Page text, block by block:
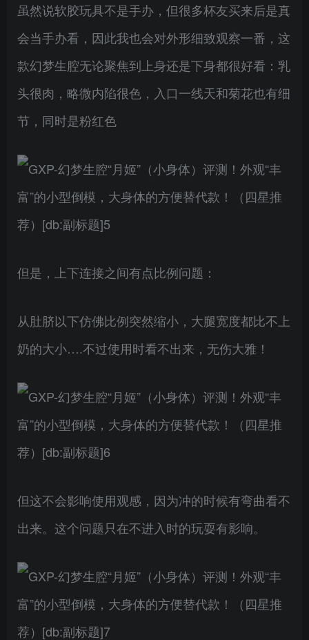
虽然说软胶玩具不是手办，但很多杯友买来后是真
会当手办看，因此我也会对外形细致观察一番，这
款幻梦生腔无论聚焦到上身还是下身都很好看：乳
头很肉，略微内陷很色，入口一线天和菊花也有细
节，同时是粉红色
但是，上下连接之间有点比例问题：
从肚脐以下仿佛比例突然缩小，大腿宽度都比不上
奶的大小….不过使用时看不出来，无伤大雅！
但这不会影响使用观感，因为冲的时候有弯曲看不
出来。这个问题只在不进入时的玩耍有影响。